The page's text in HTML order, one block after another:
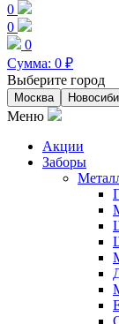
0
0
0
Сумма: 0 ₽
Выберите город
Москва
Меню
Акции
Заборы